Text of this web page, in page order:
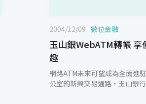
2004/12/09 數位金融
玉山銀WebATM轉帳 享便利又有樂
趣
網路ATM未來可望成為全面進
公室的新興交易通路，玉山銀